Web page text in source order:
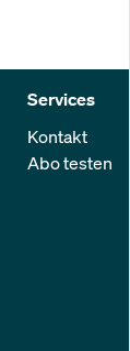
Services
Kontakt
Abo testen